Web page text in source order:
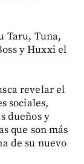
Taru, Tuna,
y Huxxi el
revelar el
sociales,
dueños y
que son más
de su nuevo